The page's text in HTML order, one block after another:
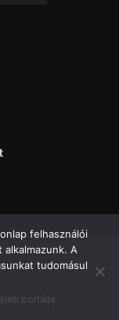
portálja
felhasználói
A
tudomásul